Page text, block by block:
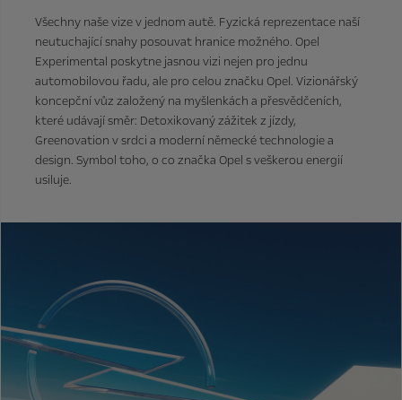
Všechny naše vize v jednom autě. Fyzická reprezentace naší
neutuchající snahy posouvat hranice možného. Opel
Experimental poskytne jasnou vizi nejen pro jednu
automobilovou řadu, ale pro celou značku Opel. Vizionářský
koncepční vůz založený na myšlenkách a přesvědčeních,
které udávají směr: Detoxikovaný zážitek z jízdy,
Greenovation v srdci a moderní německé technologie a
design. Symbol toho, o co značka Opel s veškerou energií
usiluje.